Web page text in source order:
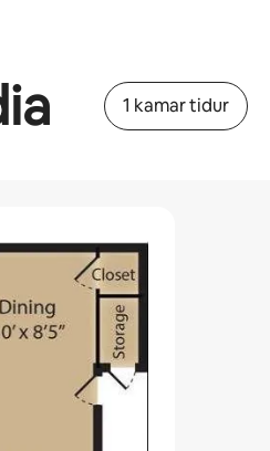
1 kamar tidur